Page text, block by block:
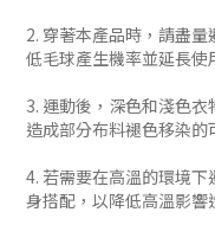
2. 穿著本產品時，請盡
低毛球產生機率並延長使
3. 運動後，深色和淺色
造成部分布料褪色移染的
4. 若需要在高溫的環境
身搭配，以降低高溫影響